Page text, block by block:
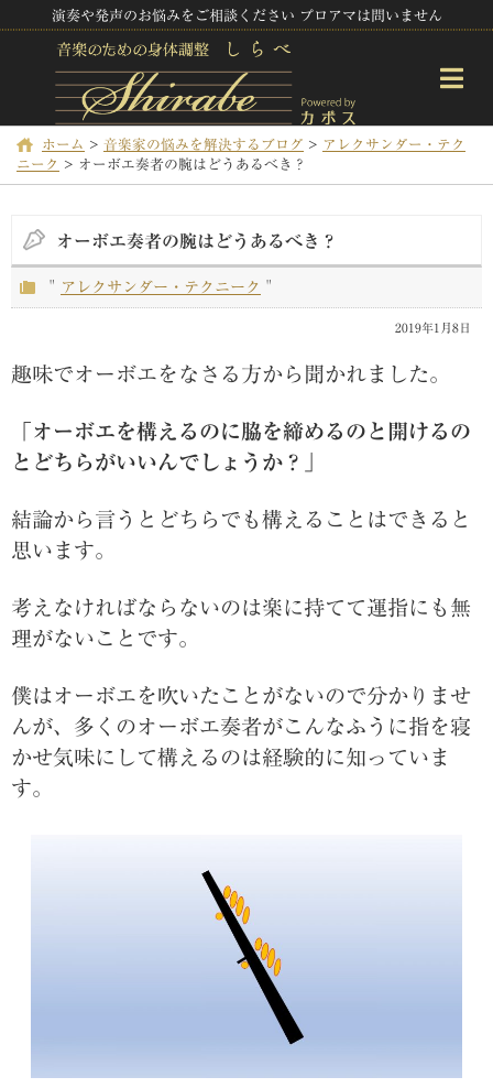
演奏や発声のお悩みをご相談ください プロアマは問いません
ホーム > 音楽家の悩みを解決するブログ > アレクサンダー・テク
ニーク
> オーボエ奏者の腕はどうあるべき？
オーボエ奏者の腕はどうあるべき？
" アレクサンダー・テクニーク "
2019年1月8日
趣味でオーボエをなさる方から聞かれました。
「オーボエを構えるのに脇を締めるのと開けるの
とどちらがいいんでしょうか？」
結論から言うとどちらでも構えることはできると
思います。
考えなければならないのは楽に持てて運指にも無
理がないことです。
僕はオーボエを吹いたことがないので分かりませ
んが、多くのオーボエ奏者がこんなふうに指を寝
かせ気味にして構えるのは経験的に知っていま
す。